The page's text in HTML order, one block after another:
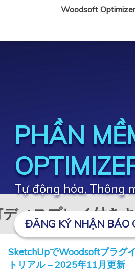
Woodsoft
PHẦN
Tự động hóa, Thông
ĐĂNG KÝ NHẬN BÁO
ィスプレイ付き
SketchUpでWoodsoftプラグ
トリアル – 2025年11月更新